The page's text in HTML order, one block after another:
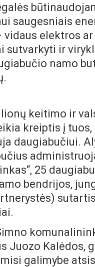
saugesniais
vidaus elektros
sutvarkyti ir
namo
keitimo ir
kreiptis į tuos,
daugiabučiui.
25
bendrijos,
Juozo Kalėdos,
galimybe